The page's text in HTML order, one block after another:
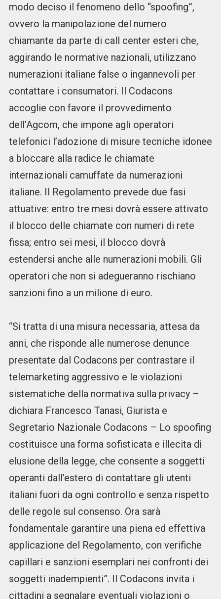
modo deciso il fenomeno dello “spoofing”,
ovvero la manipolazione del numero
chiamante da parte di call center esteri che,
aggirando le normative nazionali, utilizzano
numerazioni italiane false o ingannevoli per
contattare i consumatori. Il Codacons
accoglie con favore il provvedimento
dell’Agcom, che impone agli operatori
telefonici l’adozione di misure tecniche idonee
a bloccare alla radice le chiamate
internazionali camuffate da numerazioni
italiane. Il Regolamento prevede due fasi
attuative: entro tre mesi dovrà essere attivato
il blocco delle chiamate con numeri di rete
fissa; entro sei mesi, il blocco dovrà
estendersi anche alle numerazioni mobili. Gli
operatori che non si adegueranno rischiano
sanzioni fino a un milione di euro.
“Si tratta di una misura necessaria, attesa da
anni, che risponde alle numerose denunce
presentate dal Codacons per contrastare il
telemarketing aggressivo e le violazioni
sistematiche della normativa sulla privacy –
dichiara Francesco Tanasi, Giurista e
Segretario Nazionale Codacons – Lo spoofing
costituisce una forma sofisticata e illecita di
elusione della legge, che consente a soggetti
operanti dall’estero di contattare gli utenti
italiani fuori da ogni controllo e senza rispetto
delle regole sul consenso. Ora sarà
fondamentale garantire una piena ed effettiva
applicazione del Regolamento, con verifiche
capillari e sanzioni esemplari nei confronti dei
soggetti inadempienti”. Il Codacons invita i
cittadini a segnalare eventuali violazioni o